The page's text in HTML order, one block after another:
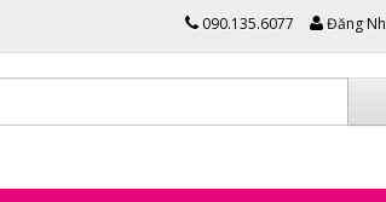
090.135.6077 Đăng